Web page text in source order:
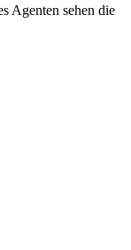
Agenten sehen die